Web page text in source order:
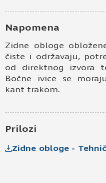
Kontakt telefon
Prihvatam Uslove
Napomena
Zidne obloge
čiste i održavaju,
od direktnog izvora
Bočne ivice se
kant trakom.
Prilozi
Zidne obloge -